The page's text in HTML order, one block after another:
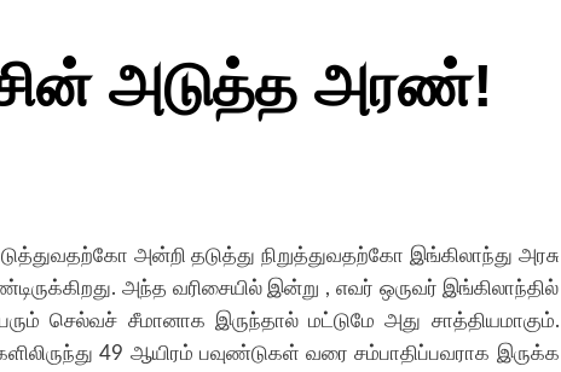
அடுத்த அரண்!
அன்றி தடுத்து நிறுத்துவதற்கோ இங்கிலாந்து அரசு
அந்த வரிசையில் இன்று , எவர் ஒருவர் இங்கிலாந்தில்
செல்வச் சீமானாக இருந்தால் மட்டுமே அது சாத்தியமாகும்.
49 ஆயிரம் பவுண்டுகள் வரை சம்பாதிப்பவராக இருக்க